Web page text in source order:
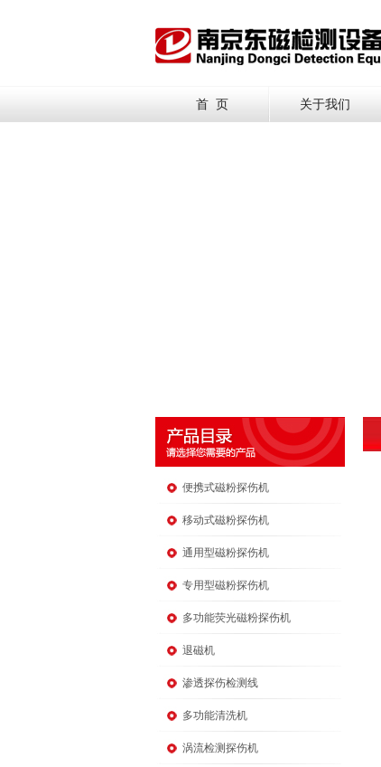
首 页 关于我们
便携式磁粉探伤机
移动式磁粉探伤机
通用型磁粉探伤机
专用型磁粉探伤机
多功能荧光磁粉探伤机
退磁机
渗透探伤检测线
多功能清洗机
涡流检测探伤机